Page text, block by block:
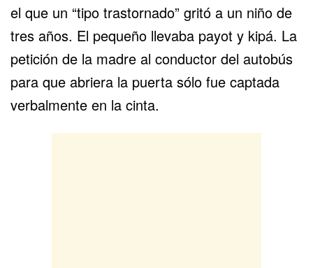
el que un “tipo trastornado” gritó a un niño de
tres años. El pequeño llevaba payot y kipá. La
petición de la madre al conductor del autobús
para que abriera la puerta sólo fue captada
verbalmente en la cinta.